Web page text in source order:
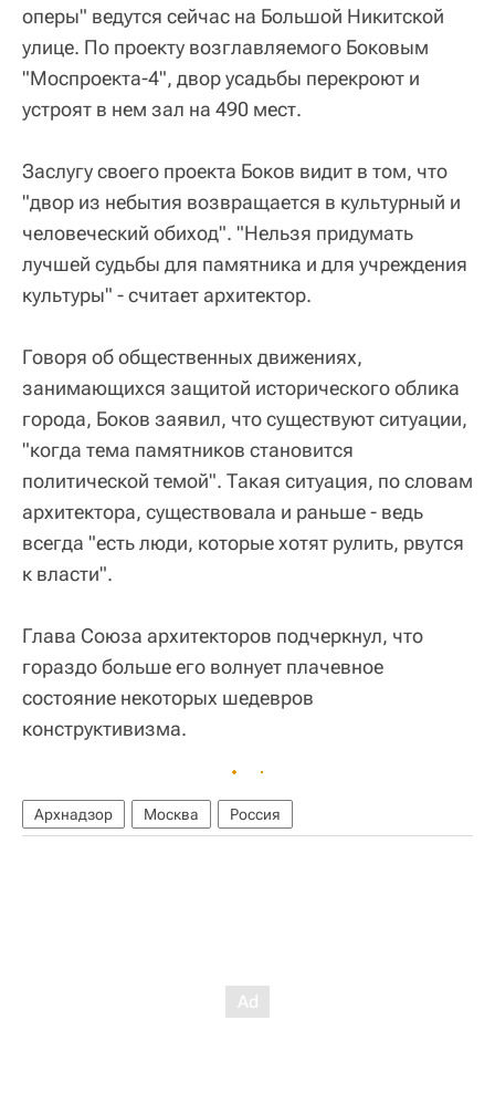
оперы" ведутся сейчас на Большой Никитской
улице. По проекту возглавляемого Боковым
"Моспроекта-4", двор усадьбы перекроют и
устроят в нем зал на 490 мест.
Заслугу своего проекта Боков видит в том, что
"двор из небытия возвращается в культурный и
человеческий обиход". "Нельзя придумать
лучшей судьбы для памятника и для учреждения
культуры" - считает архитектор.
Говоря об общественных движениях,
занимающихся защитой исторического облика
города, Боков заявил, что существуют ситуации,
"когда тема памятников становится
политической темой". Такая ситуация, по словам
архитектора, существовала и раньше - ведь
всегда "есть люди, которые хотят рулить, рвутся
к власти".
Глава Союза архитекторов подчеркнул, что
гораздо больше его волнует плачевное
состояние некоторых шедевров
конструктивизма.
Архнадзор Москва Россия